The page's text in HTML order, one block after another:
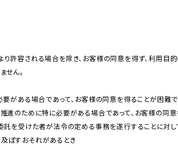
り許容される場合を除き、お客様の同意を得ず、利用
せん。
要がある場合であって、お客様の同意を得ることが困難
進のために特に必要がある場合であって、お客様の同
託を受けた者が法令の定める事務を遂行することに対
ぼすおそれがあるとき